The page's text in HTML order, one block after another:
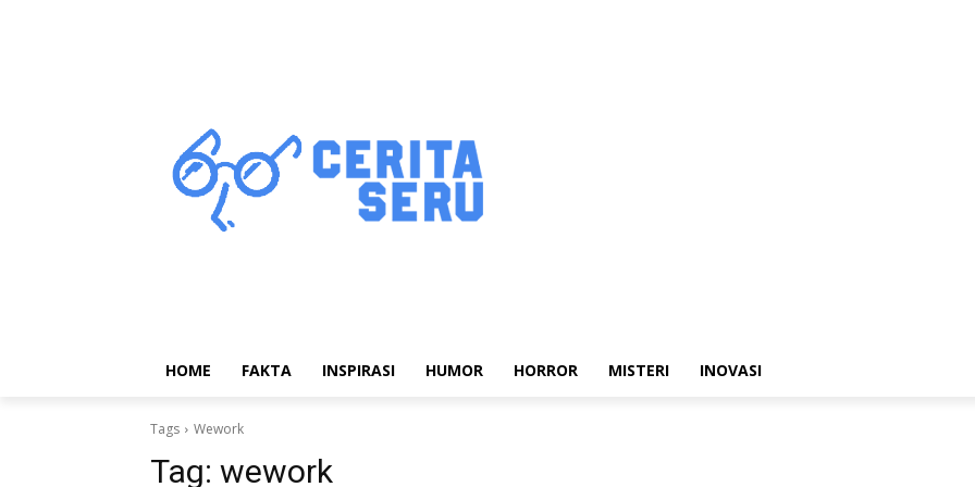
HOME FAKTA INSPIRASI HUMOR HORROR MISTERI INOVASI
Tags Wework
Tag: wework